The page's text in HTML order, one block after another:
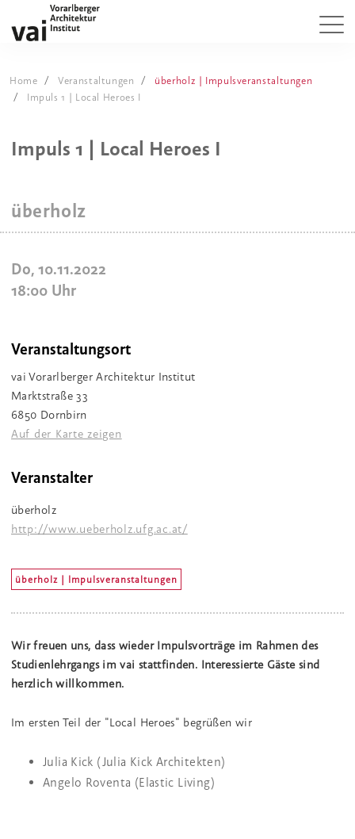
Home Veranstaltungen
überholz | Impulsveranstaltungen
Impuls 1 | Local Heroes I
Impuls 1 | Local Heroes I
überholz
Do, 10.11.2022
18:00 Uhr
Veranstaltungsort
vai Vorarlberger Architektur Institut
Marktstraße 33
6850 Dornbirn
Auf der Karte zeigen
Veranstalter
überholz
http://www.ueberholz.ufg.ac.at/
überholz | Impulsveranstaltungen
Wir freuen uns, dass wieder Impulsvorträge im Rahmen des
Studienlehrgangs im vai stattfinden. Interessierte Gäste sind
herzlich willkommen.
Im ersten Teil der "Local Heroes" begrüßen wir
Julia Kick (Julia Kick Architekten)
Angelo Roventa (Elastic Living)